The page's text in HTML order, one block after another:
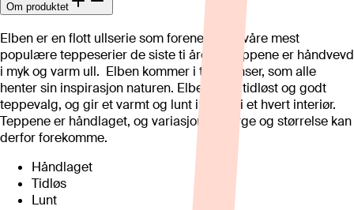
Om produktet
Elben er en flott ullserie som forener to av våre mest
populære teppeserier de siste ti årene. Teppene er håndvevd
i myk og varm ull. Elben kommer i tre nyanser, som alle
henter sin inspirasjon naturen. Elben er et tidløst og godt
teppevalg, og gir et varmt og lunt innslag i et hvert interiør.
Teppene er håndlaget, og variasjoner i farge og størrelse kan
derfor forekomme.
Håndlaget
Tidløs
Lunt